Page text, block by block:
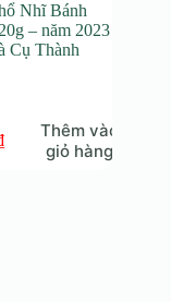
Nhĩ Bánh
– năm 2023
Cụ Thành
Thêm vào
giỏ hàng